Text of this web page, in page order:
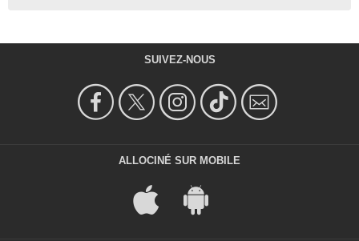
SUIVEZ-NOUS
ALLOCINÉ SUR MOBILE